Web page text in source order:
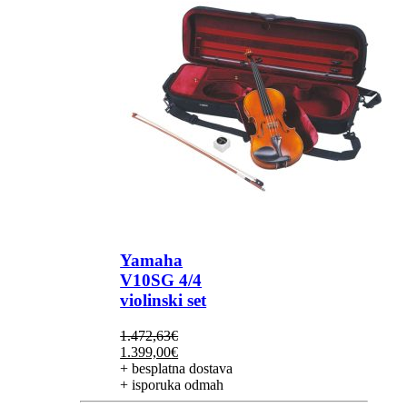
Yamaha
V10SG 4/4
violinski set
1.472,63€
Izvorna
cijena
bila
je:
1.399,00€Trenutna
cijena
je:
1.399,00€.
+ besplatna dostava
+ isporuka odmah